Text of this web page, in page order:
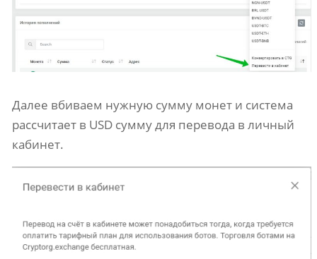
Далее вбиваем нужную сумму монет и система
рассчитает в USD сумму для перевода в личный
кабинет.